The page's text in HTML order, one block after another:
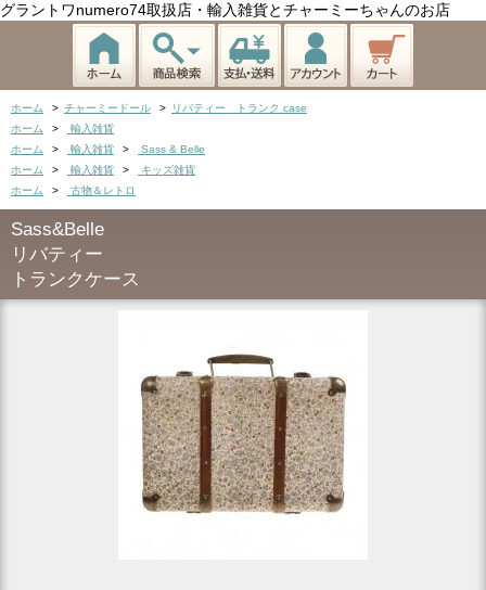
グラントワnumero74取扱店・輸入雑貨とチャーミーちゃんのお店
ホーム > チャーミードール >
リバティー トランク case
ホーム
>
輸入雑貨
ホーム
> 輸入雑貨 >
Sass & Belle
ホーム
> 輸入雑貨 >
キッズ雑貨
ホーム
> 古物＆レトロ
Sass&Belle
リバティー
トランクケース